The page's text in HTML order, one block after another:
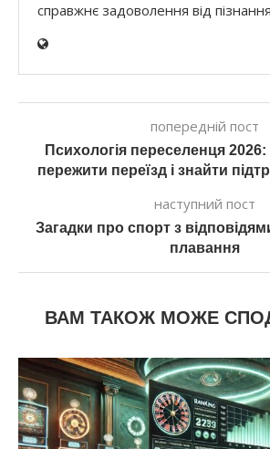
справжнє задоволення від
попередній пост
Психологія переселенця 2026:
пережити переїзд і знайти
наступний пост
Загадки про спорт з
плавання
ВАМ ТАКОЖ МОЖЕ